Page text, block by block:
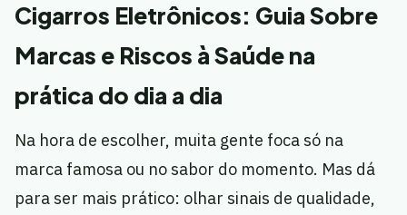
Cigarros Eletrônicos: Guia Sobre
Marcas e Riscos à Saúde na
prática do dia a dia
Na hora de escolher, muita gente foca só na
marca famosa ou no sabor do momento. Mas dá
para ser mais prático: olhar sinais de qualidade,